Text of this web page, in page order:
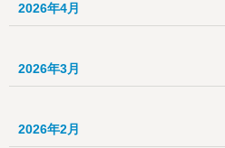
2026年4月
2026年3月
2026年2月